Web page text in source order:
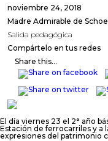
noviembre 24, 2018
Madre Admirable de
Salida pedagógica
Compártelo en tus redes
Share this...
El día viernes 23 el 2° año
Estación de ferrocarriles y a
expresiones del patrimonio